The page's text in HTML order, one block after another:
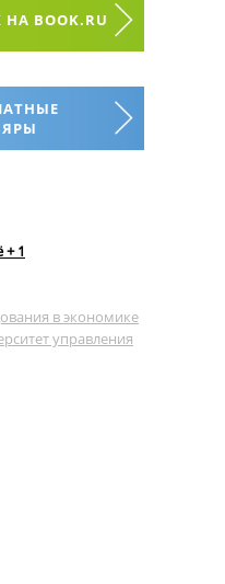
BOOK.RU
1
в экономике
управления